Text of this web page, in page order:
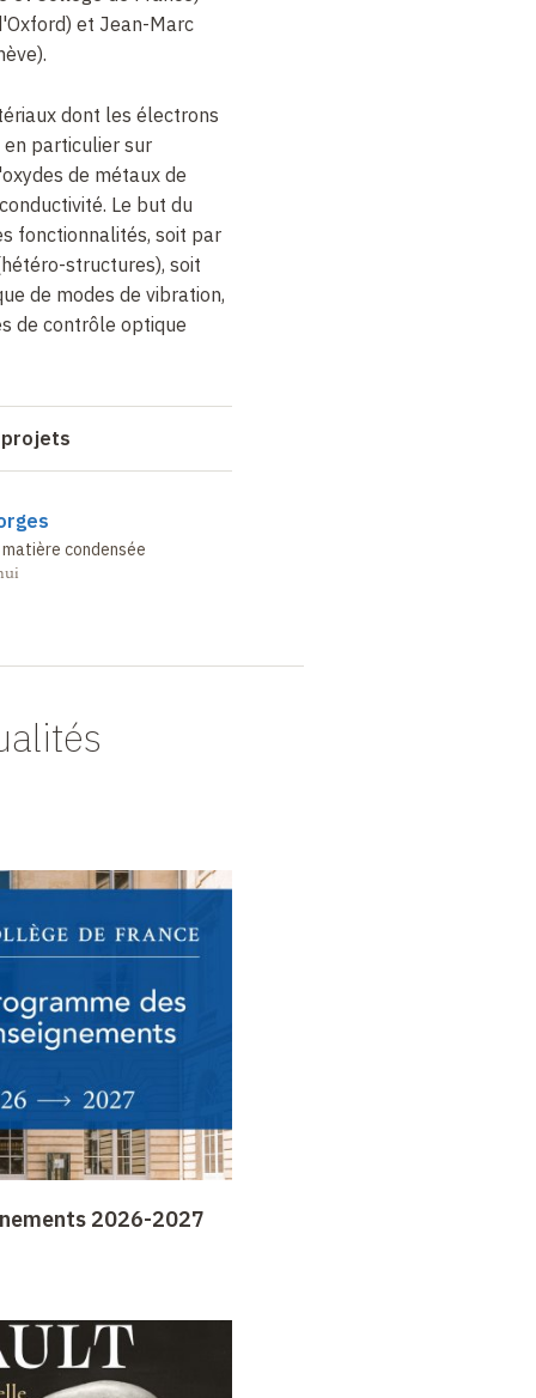
et Jean-Marc
dont les électrons
particulier sur
de métaux de
Le but du
fonctionnalités, soit par
structures), soit
de modes de vibration,
de contrôle optique
condensée
2026-2027